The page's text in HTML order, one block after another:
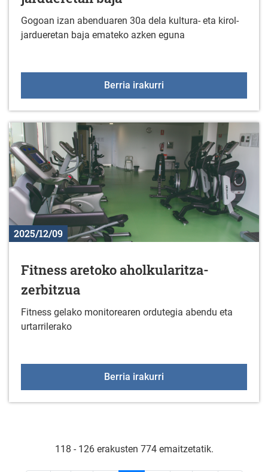
Gogoan izan abenduaren 30a dela kultura- eta kirol-
jardueretan baja emateko azken eguna
Berria irakurri
2025/12/09
Fitness aretoko aholkularitza-
zerbitzua
Fitness gelako monitorearen ordutegia abendu eta
urtarrilerako
Berria irakurri
118 - 126 erakusten 774 emaitzetatik.